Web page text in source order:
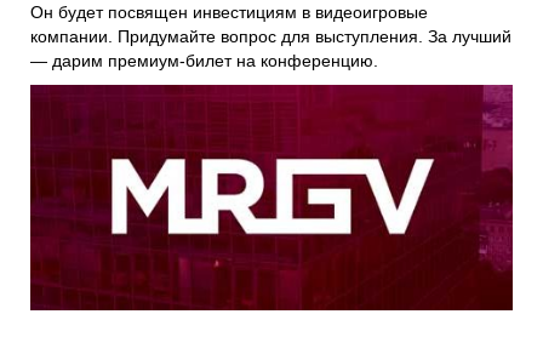
Он будет посвящен инвестициям в видеоигровые
компании. Придумайте вопрос для выступления. За лучший
— дарим премиум-билет на конференцию.